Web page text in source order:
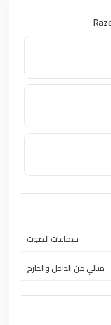
سماعات الصوت
مثالي من الداخل والخارج